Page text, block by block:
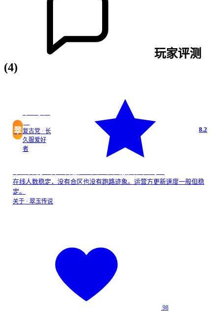
玩家评测
(4)
翠复古党 · 长
久服爱好
者
8.2
在线人数稳定，没有合区也没有跑路迹象。运营方更新速度一般但稳
定。
关于 · 翠玉传说
98